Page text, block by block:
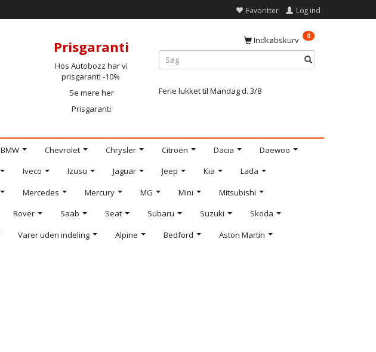
Favoritter Log ind
Prisgaranti
Hos Autobozz har vi
prisgaranti -10%
Se mere her
Prisgaranti
Indkøbskurv 0
Ferie lukket til Mandag d. 3/8
BMW Chevrolet Chrysler Citroën Dacia
Daewoo
Iveco Izusu Jaguar Jeep Kia
Lada
Mercedes Mercury MG Mini
Mitsubishi
Rover Saab Seat Subaru Suzuki
Skoda
Varer uden indeling Alpine Bedford
Aston Martin